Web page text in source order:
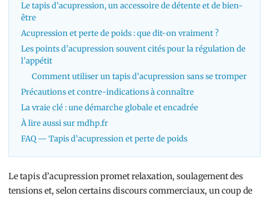
Le tapis d’acupression, un accessoire de détente et de bien-
être
Acupression et perte de poids : que dit-on vraiment ?
Les points d’acupression souvent cités pour la régulation de
l’appétit
Comment utiliser un tapis d’acupression sans se tromper
Précautions et contre-indications à connaître
La vraie clé : une démarche globale et encadrée
À lire aussi sur mdhp.fr
FAQ — Tapis d’acupression et perte de poids
Le tapis d’acupression promet relaxation, soulagement des
tensions et, selon certains discours commerciaux, un coup de